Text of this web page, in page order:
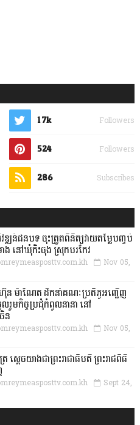
1.7k Followers
524 Followers
286 Subscribes
ឌ្ឍន៍ជនបទ ចុះត្រួតពិនិត្យវាយតម្លៃបញ្ចប់
នៅឃុំកិះចុង ស្រុកបរកែវ
Nov 05,
ន ម៉ាណែត ដឹកនាំគណៈប្រតិភូអញ្ជើញ
រួមកិច្ចប្រជុំកំពូលនានា នៅ
ន
Nov 05,
ស្តេចយាងជាព្រះរាជាធិបតី ព្រះរាជពិធី
Sept 24,